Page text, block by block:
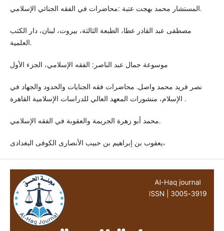
المستشار محمد بهجت عتبة :محاضرات في الفقه الجنائي الإسلامي.
مصطفى عبد القادر عطا، الطبعة الثالثة، بيروت، لبنان، دار الكتب
العلمية.
موسوعة جمال عبد الناصر: الفقه الإسلامي، الجزء الأول
نصر فريد محمد واصل. محاضرات فقه الجنايات والحدود والجهاد في
الإسلام، منشورات المعهد العالي للدراسات الإسلامية القاهرة .
محمد أبو زهرة الجريمة والعقوبة في الفقه الإسلامي.
يعقوب بن إبراهيم بن حبيب الأنصارى الكوفى البغدادى،